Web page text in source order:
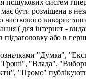
пошукових систем
бути розміщена в
часткового
( для інтернет -
підзаголовку або в
"Думка",
"Влада",
"Промо"